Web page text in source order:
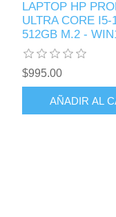
LAPTOP HP
ULTRA CORE
512GB M.2 -
$995.00
AÑADIR AL